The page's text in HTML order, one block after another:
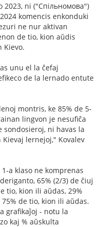
ni ("Спільномова")
komencis enkonduki
ne nur aktivan
de tio, kion aŭdis
Kievo.
unu el la ĉefaj
de la lernado entute
montris, ke 85% de 5-
lingvon je nesufiĉa
sondosieroj, ni havas la
lernejoj," Kovalev
a klaso ne komprenas
65% (2/3) de ĉiuj
tio, kion ili aŭdas, 29%
de tio, kion ili aŭdas.
grafikaĵoj - notu la
kaj % aŭskulta